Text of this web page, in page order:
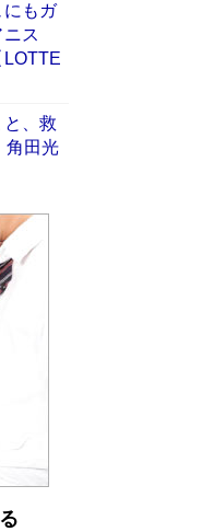
った作
を明か
表作が
を独
が抱き
たくな
編） #
もガ
ス
と、救
田光